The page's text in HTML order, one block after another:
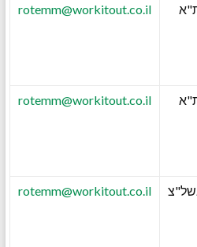
rotemm@workitout.co.il
rotemm@workitout.co.il
rotemm@workitout.co.il